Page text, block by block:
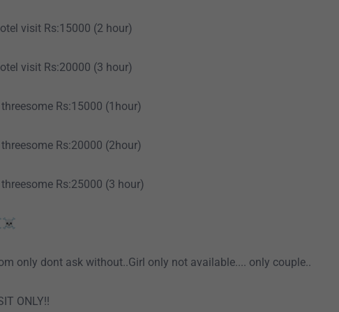
visit Rs:15000 (2 hour)
visit Rs:20000 (3 hour)
Rs:15000 (1hour)
Rs:20000 (2hour)
Rs:25000 (3 hour)
only dont ask without..Girl only not available.... only couple..
ONLY!!